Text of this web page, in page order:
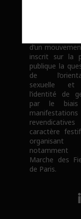
LGBTI+
Depuis
d’un
inscrit sur la
publique la
de
sexuelle
l’identité de
par le
manifestations
caractère
organisant
Marche des
de Paris.